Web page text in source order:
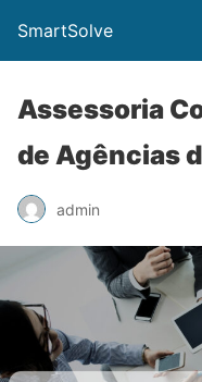
SmartSolve
Assessoria
de Agências
admin